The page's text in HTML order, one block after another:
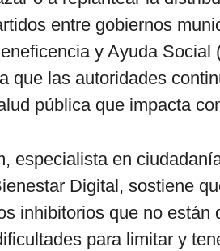
entre gobiernos
y Ayuda Social
que las autoridades
pública que impacta
especialista en
Digital, sostiene
inhibitorios que no están
para limitar y